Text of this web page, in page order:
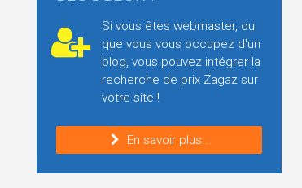
Si vous êtes webmaster, ou
que vous vous occupez d'un
blog, vous pouvez intégrer la
recherche de prix Zagaz sur
votre site !
En savoir plus...